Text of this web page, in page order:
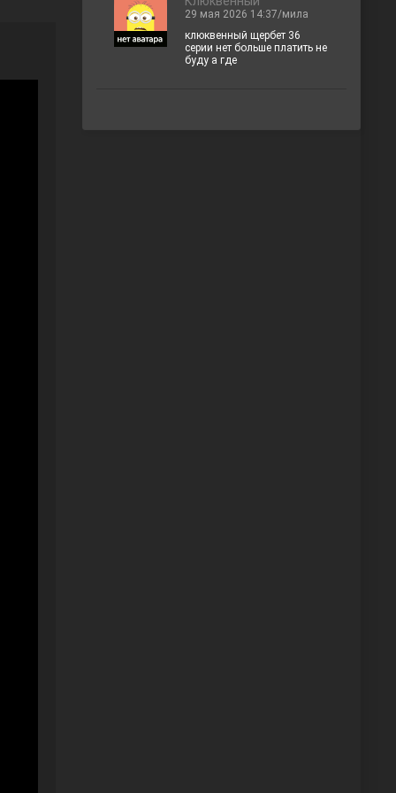
29 мая 2026 14:37/мила
клюквенный щербет 36
серии нет больше платить не
буду а где